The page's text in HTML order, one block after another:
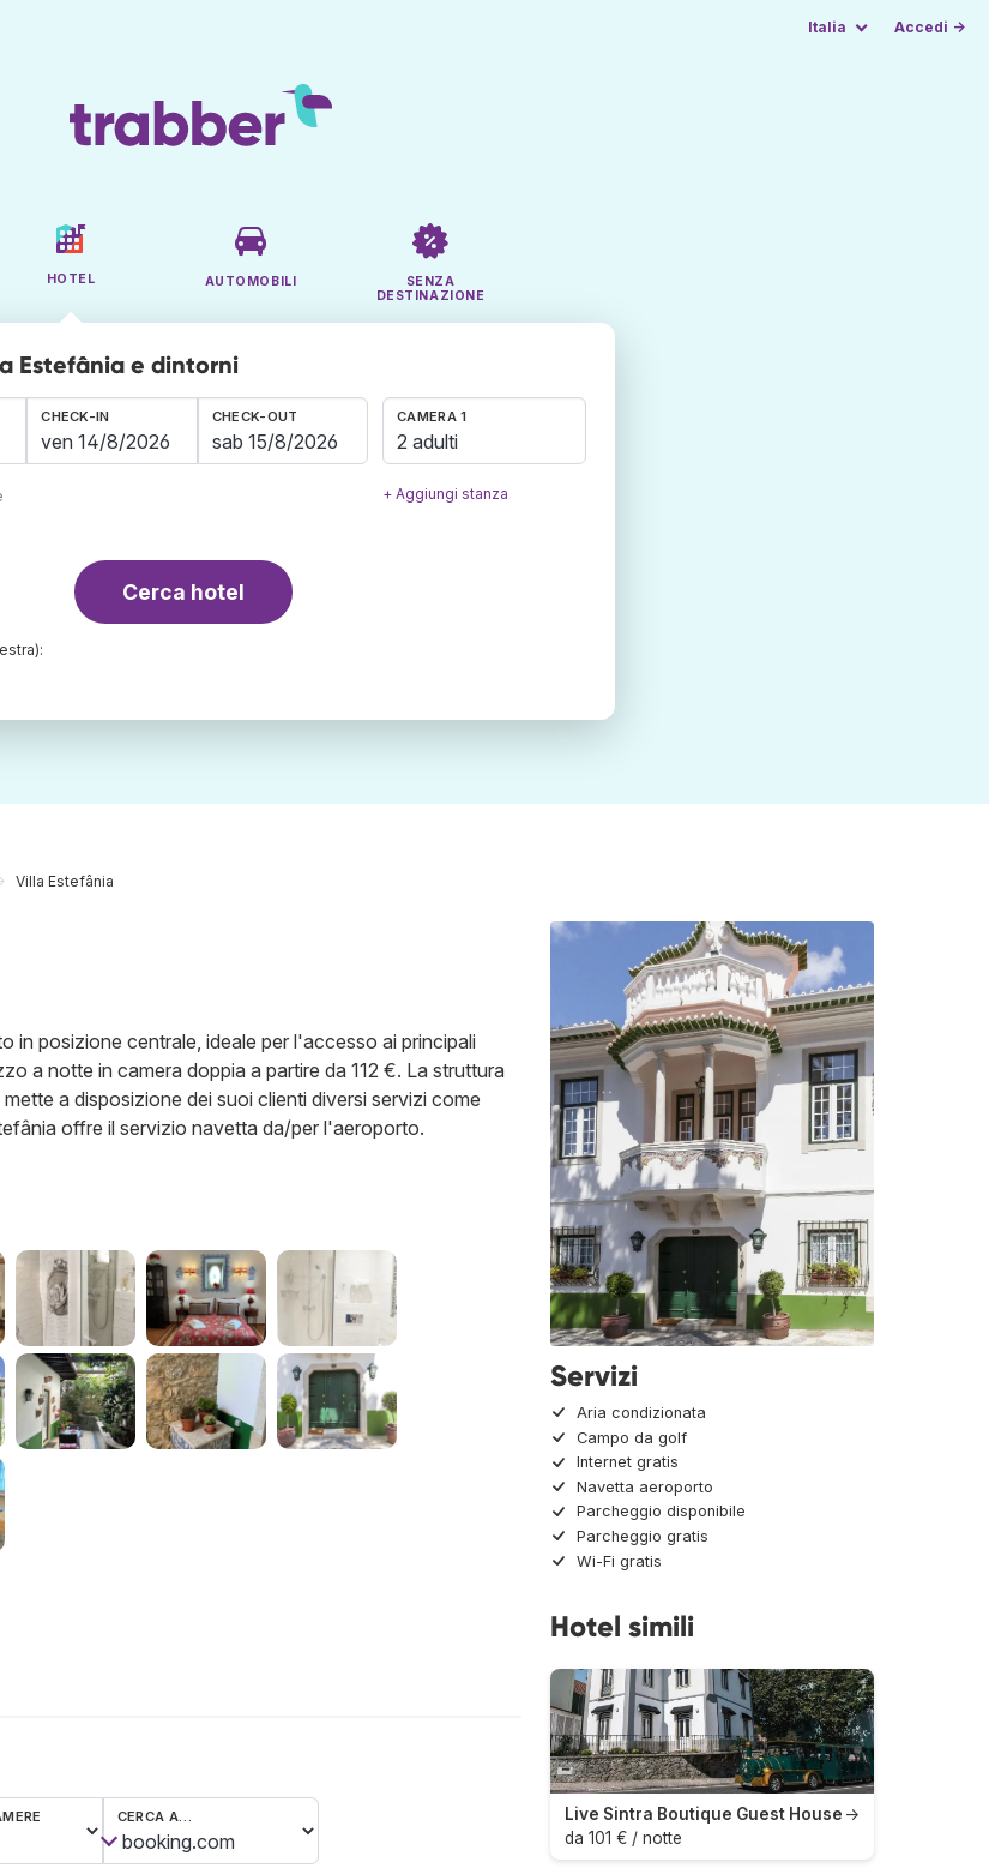
Italia Accedi →
HOTEL AUTOMOBILI
SENZA
DESTINAZIONE
Estefânia e dintorni
CHECK-IN CHECK-OUT CAMERA 1
2 adulti
+ Aggiungi stanza
Cerca hotel
Villa Estefânia
in posizione centrale, ideale per l'accesso ai principali
a notte in camera doppia a partire da 112 €. La struttura
a disposizione dei suoi clienti diversi servizi come
offre il servizio navetta da/per l'aeroporto.
CERCA A…
Servizi
Aria condizionata
Campo da golf
Internet gratis
Navetta aeroporto
Parcheggio disponibile
Parcheggio gratis
Wi-Fi gratis
Hotel simili
→
Live Sintra Boutique Guest House
da 101 € / notte